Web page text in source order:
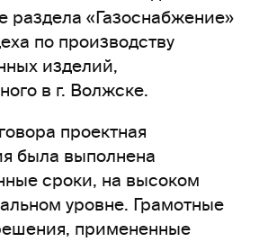
раздела «Газоснабжение»
по производству
изделий,
в г. Волжске.
проектная
была выполнена
сроки, на высоком
уровне. Грамотные
примененные